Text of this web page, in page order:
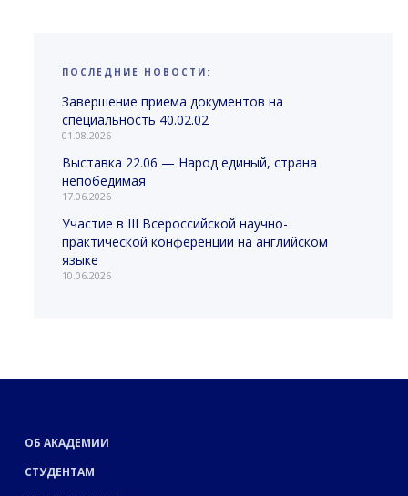
ПОСЛЕДНИЕ НОВОСТИ:
Завершение приема документов на
специальность 40.02.02
01.08.2026
Выставка 22.06 — Народ единый, страна
непобедимая
17.06.2026
Участие в III Всероссийской научно-
практической конференции на английском
языке
10.06.2026
ОБ АКАДЕМИИ
СТУДЕНТАМ